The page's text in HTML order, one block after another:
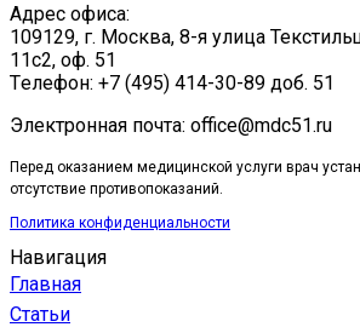
Адрес офиса:
109129, г. Москва, ​8-я улица
11с2, оф. 51
Tелефон: +7 (495) 414-30-89 доб. 51
Электронная почта: office@mdc51.ru
Перед оказанием медицинской услуги врач
отсутствие противопоказаний.
Политика конфиденциальности
Навигация
Главная
Статьи